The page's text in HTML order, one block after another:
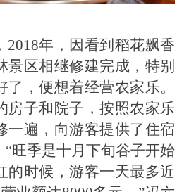
2018年，因看到稻花飘香
景区相继修建完成，特别
，便想着经营农家乐。
房子和院子，按照农家乐
一遍，向游客提供了住宿
旺季是十月下旬谷子开始
的时候，游客一天最多近